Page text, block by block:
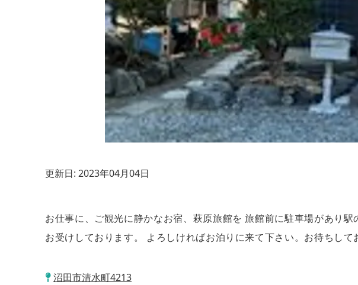
更新日: 2023年04月04日
お仕事に、ご観光に静かなお宿、萩原旅館を 旅館前に駐車場があり
お受けしております。 よろしければお泊りに来て下さい。お待ちして
沼田市清水町4213